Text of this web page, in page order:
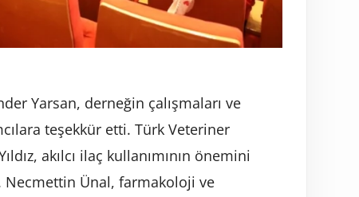
Yarsan, derneğin çalışmaları ve
teşekkür etti. Türk Veteriner
akılcı ilaç kullanımının önemini
Necmettin Ünal, farmakoloji ve